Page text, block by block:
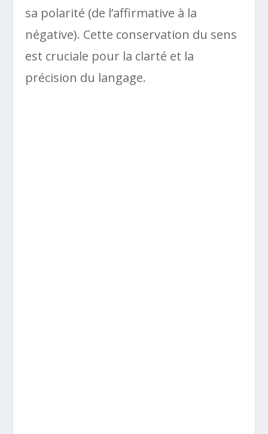
sa polarité (de l’affirmative à la
négative). Cette conservation du sens
est cruciale pour la clarté et la
précision du langage.